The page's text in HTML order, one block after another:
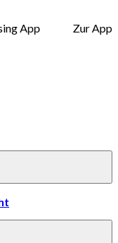
App Zur App